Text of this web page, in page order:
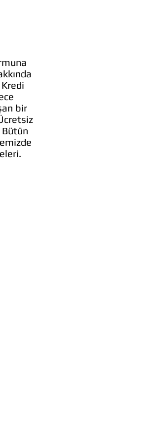
Kredi
bir
Bütün